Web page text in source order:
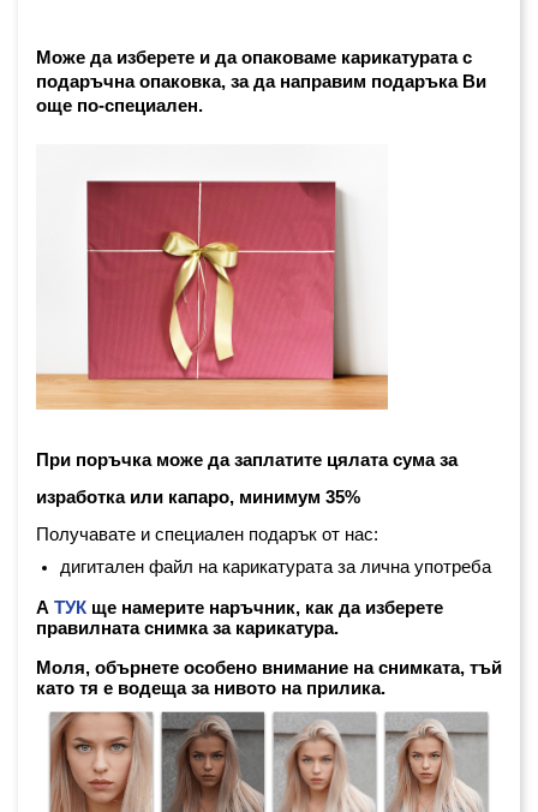
Може да изберете и да опаковаме карикатурата с
подаръчна опаковка, за да направим подаръка Ви
още по-специален.
При поръчка може да заплатите цялата сума за
изработка или капаро, минимум 35%
Получавате и специален подарък от нас:
дигитален файл на карикатурата за лична употреба
А ТУК ще намерите наръчник, как да изберете
правилната снимка за карикатура.
Моля, обърнете особено внимание на снимката, тъй
като тя е водеща за нивото на прилика.